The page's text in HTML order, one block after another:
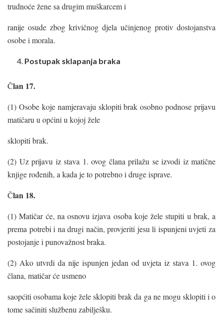
trudnoće žene sa drugim muškarcem i
ranije osude zbog krivičnog djela učinjenog protiv dostojanstva
osobe i morala.
Postupak sklapanja braka
Član 17.
(1) Osobe koje namjeravaju sklopiti brak osobno podnose prijavu
matičaru u općini u kojoj žele
sklopiti brak.
(2) Uz prijavu iz stava 1. ovog člana prilažu se izvodi iz matične
knjige rođenih, a kada je to potrebno i druge isprave.
Član 18.
(1) Matičar će, na osnovu izjava osoba koje žele stupiti u brak, a
prema potrebi i na drugi način, provjeriti jesu li ispunjeni uvjeti za
postojanje i punovažnost braka.
(2) Ako utvrdi da nije ispunjen jedan od uvjeta iz stava 1. ovog
člana, matičar će usmeno
saopćiti osobama koje žele sklopiti brak da ga ne mogu sklopiti i o
tome sačiniti službenu zabilješku.